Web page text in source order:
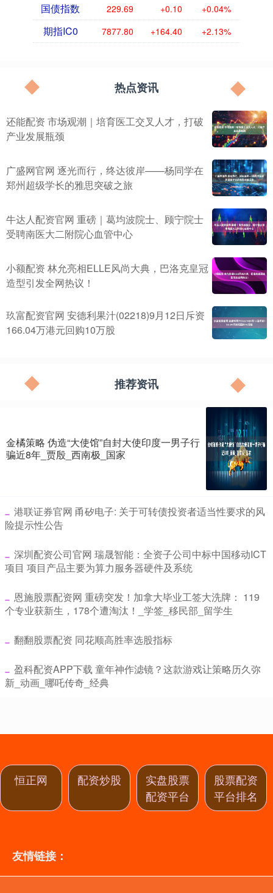
国债指数 229.69 +0.10 +0.04%
期指IC0 7877.80 +164.40 +2.13%
热点资讯
还能配资 市场观潮｜培育医工交叉人才，打破
产业发展瓶颈
广盛网官网 逐光而行，终达彼岸——杨同学在
郑州超级学长的雅思突破之旅
牛达人配资官网 重磅｜葛均波院士、顾宁院士
受聘南医大二附院心血管中心
小额配资 林允亮相ELLE风尚大典，巴洛克皇冠
造型引发全网热议！
玖富配资官网 安德利果汁(02218)9月12日斥资
166.04万港元回购10万股
推荐资讯
金橘策略 伪造“大使馆”自封大使印度一男子行
骗近8年_贾殷_西南极_国家
​港联证券官网 甬矽电子: 关于可转债投资者适当性要求的风
险提示性公告
​深圳配资公司官网 瑞晟智能：全资子公司中标中国移动ICT
项目 项目产品主要为算力服务器硬件及系统
​恩施股票配资网 重磅突发！加拿大毕业工签大洗牌： 119
个专业获新生，178个遭淘汰！_学签_移民部_留学生
​翻翻股票配资 同花顺高胜率选股指标
​盈科配资APP下载 童年神作滤镜？这款游戏让策略历久弥
新_动画_哪吒传奇_经典
恒正网 配资炒股
实盘股票
配资平台
股票配资
平台排名
友情链接：